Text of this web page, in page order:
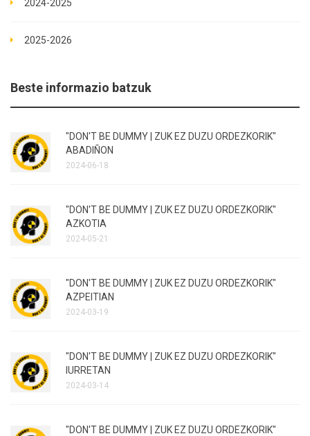
2024-2025
2025-2026
Beste informazio batzuk
"DON'T BE DUMMY | ZUK EZ DUZU ORDEZKORIK"
ABADIÑON
2024-06-18
"DON'T BE DUMMY | ZUK EZ DUZU ORDEZKORIK"
AZKOTIA
2024-05-21
"DON'T BE DUMMY | ZUK EZ DUZU ORDEZKORIK"
AZPEITIAN
2024-03-19
"DON'T BE DUMMY | ZUK EZ DUZU ORDEZKORIK"
IURRETAN
2024-03-14
"DON'T BE DUMMY | ZUK EZ DUZU ORDEZKORIK"